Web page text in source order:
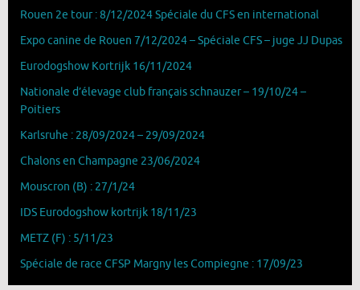
Rouen 2e tour : 8/12/2024 Spéciale du CFS en international
Expo canine de Rouen 7/12/2024 – Spéciale CFS – juge JJ Dupas
Eurodogshow Kortrijk 16/11/2024
Nationale d’élevage club français schnauzer – 19/10/24 –
Poitiers
Karlsruhe : 28/09/2024 – 29/09/2024
Chalons en Champagne 23/06/2024
Mouscron (B) : 27/1/24
IDS Eurodogshow kortrijk 18/11/23
METZ (F) : 5/11/23
Spéciale de race CFSP Margny les Compiegne : 17/09/23